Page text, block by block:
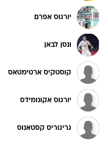
יורגוס אפרם
ונסן לבאן
קוסטקיס ארטימטאס
יורגוס אקונומידס
גריגוריס קסטאנוס